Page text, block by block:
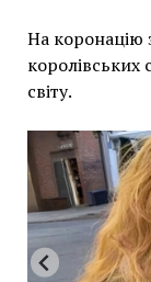
На коронацію
королівських
світу.